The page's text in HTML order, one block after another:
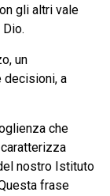
gli altri vale
un
decisioni, a
che
nostro Istituto
frase